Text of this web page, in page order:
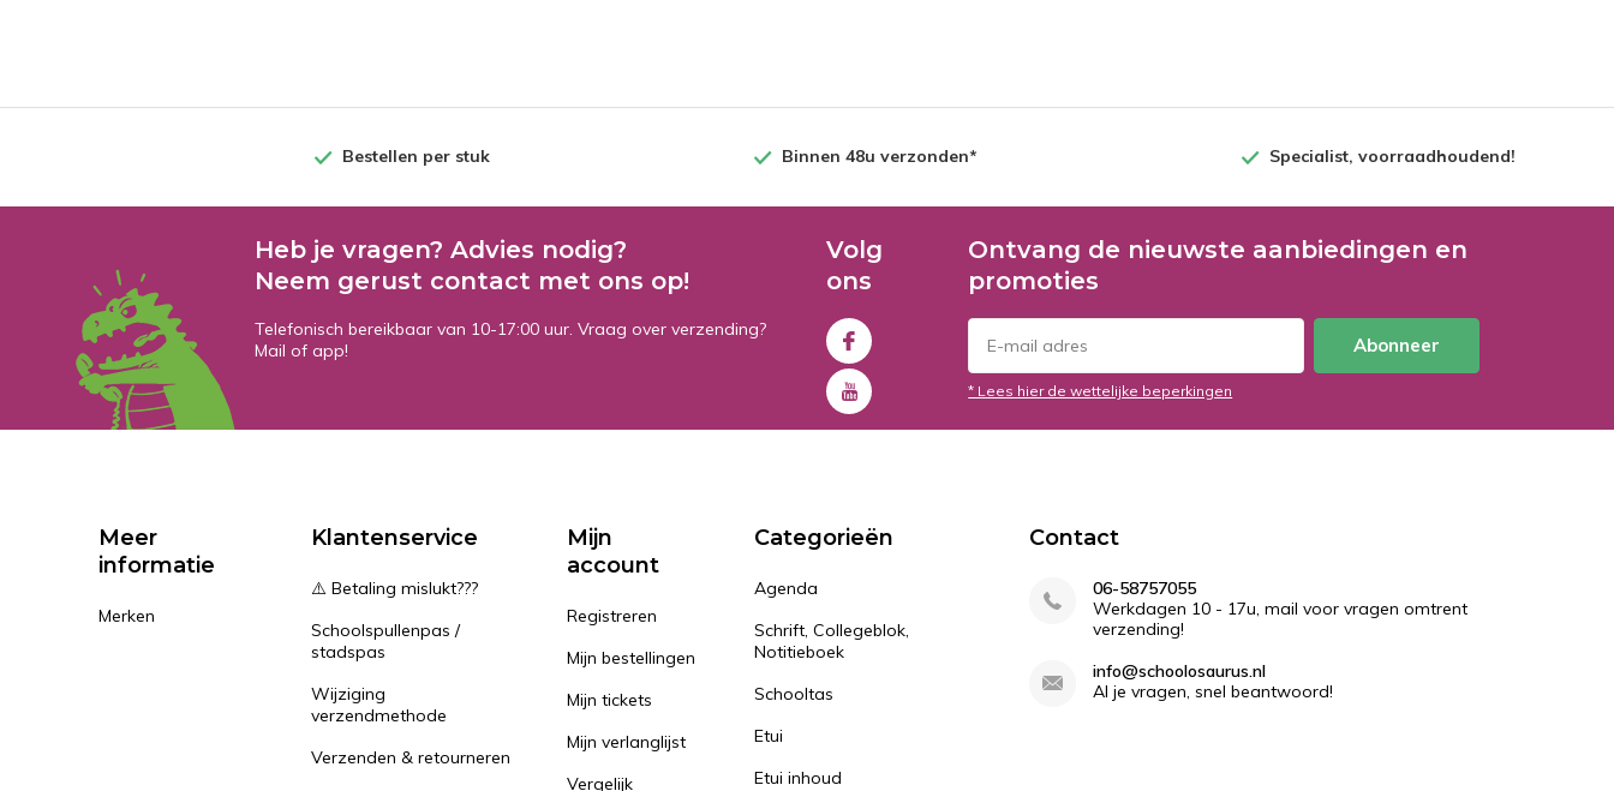
Bestellen per stuk Binnen 48u verzonden* Specialist, voorraadhoudend!
Heb je vragen? Advies nodig?
Neem gerust contact met ons op!
Telefonisch bereikbaar van 10-17:00 uur. Vraag over verzending?
Mail of app!
Volg
ons
Ontvang de nieuwste aanbiedingen en
promoties
Abonneer
* Lees hier de wettelijke beperkingen
Meer
informatie
Merken
Klantenservice
⚠️ Betaling mislukt???
Schoolspullenpas /
stadspas
Wijziging
verzendmethode
Verzenden & retourneren
Mijn
account
Registreren
Mijn bestellingen
Mijn tickets
Mijn verlanglijst
Vergelijk
Categorieën
Agenda
Schrift, Collegeblok,
Notitieboek
Schooltas
Etui
Etui inhoud
Contact
06-58757055
Werkdagen 10 - 17u, mail voor vragen omtrent
verzending!
info@schoolosaurus.nl
Al je vragen, snel beantwoord!